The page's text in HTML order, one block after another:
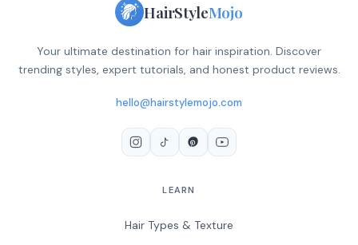
HairStyleMojo
Your ultimate destination for hair inspiration. Discover
trending styles, expert tutorials, and honest product reviews.
hello@hairstylemojo.com
LEARN
Hair Types & Texture